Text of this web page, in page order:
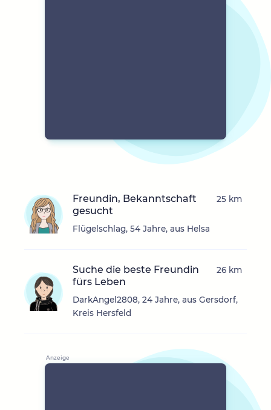
Freundin, Bekanntschaft
gesucht
Flügelschlag, 54 Jahre, aus Helsa
25 km
Suche die beste Freundin
fürs Leben
DarkAngel2808, 24 Jahre, aus Gersdorf,
Kreis Hersfeld
26 km